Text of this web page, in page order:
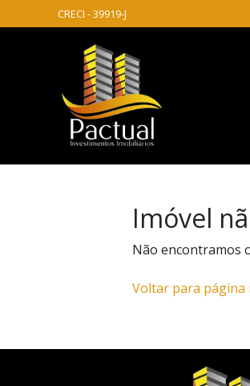
CRECI - 39919-J
Imóvel
Não encontramos
Voltar para página